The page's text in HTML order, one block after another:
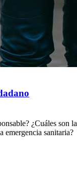
¿Cuáles son
emergencia sanitaria?